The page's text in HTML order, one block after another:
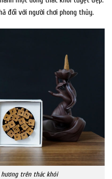
đối với người chơi phong thủy.
trên thác khói